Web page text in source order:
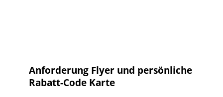
Anforderung Flyer und persönliche
Rabatt-Code Karte